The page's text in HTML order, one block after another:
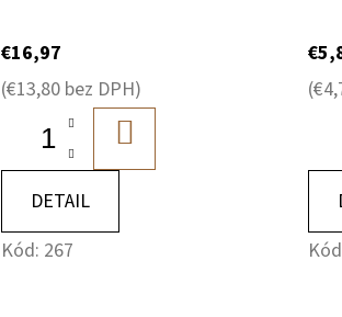
€16,97
(€13,80 bez DPH)
KOŠÍKA
DETAIL
Kód: 267